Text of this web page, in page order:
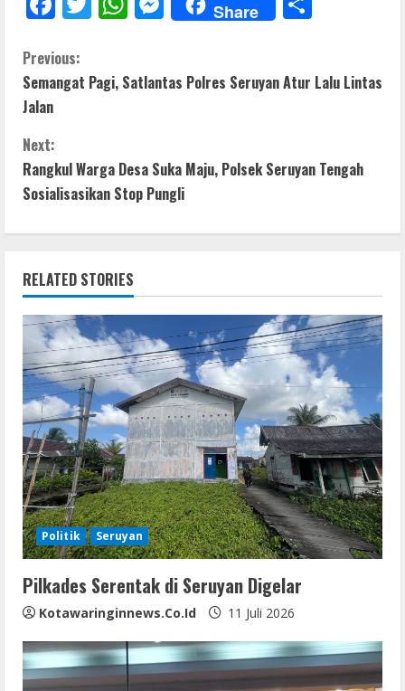
e
b
k
er s
p
e
e
er
Share
e
C
o
n
t
u
e
R
e
a
d
i
n
g
Previous:
Semangat Pagi, Satlantas Polres Seruyan Atur Lalu Lintas
Jalan
Next:
Rangkul Warga Desa Suka Maju, Polsek Seruyan Tengah
Sosialisasikan Stop Pungli
RELATED STORIES
Politik Seruyan
Pilkades Serentak di Seruyan Digelar
Kotawaringinnews.co.id 11 Juli 2026